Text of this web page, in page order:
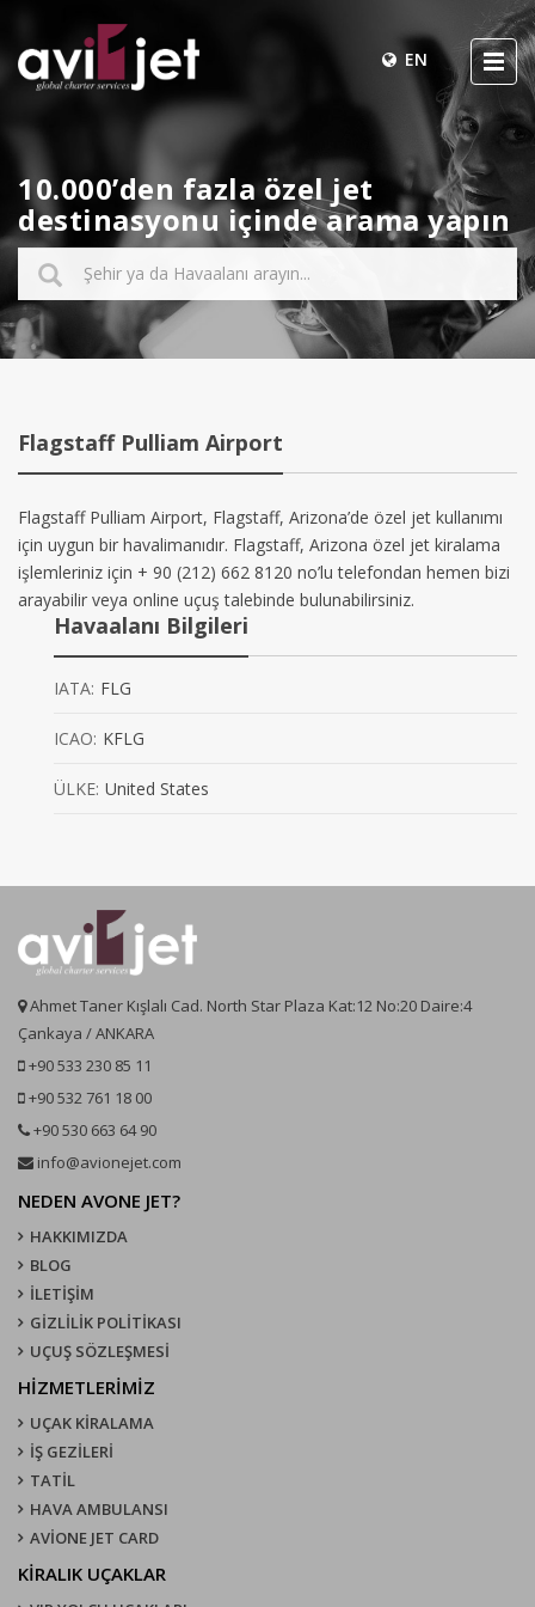
EN
10.000’den fazla özel jet
destinasyonu içinde arama yapın
Flagstaff Pulliam Airport
Flagstaff Pulliam Airport, Flagstaff, Arizona’de özel jet kullanımı
için uygun bir havalimanıdır. Flagstaff, Arizona özel jet kiralama
işlemleriniz için + 90 (212) 662 8120 no’lu telefondan hemen bizi
arayabilir veya online uçuş talebinde bulunabilirsiniz.
Havaalanı Bilgileri
IATA: FLG
ICAO: KFLG
ÜLKE: United States
Ahmet Taner Kışlalı Cad. North Star Plaza Kat:12 No:20 Daire:4
Çankaya / ANKARA
+90 533 230 85 11
+90 532 761 18 00
+90 530 663 64 90
info@avionejet.com
NEDEN AVONE JET?
HAKKIMIZDA
BLOG
İLETİŞİM
GİZLİLİK POLİTİKASI
UÇUŞ SÖZLEŞMESI
HİZMETLERİMİZ
UÇAK KIRALAMA
İŞ GEZİLERİ
TATİL
HAVA AMBULANSI
AVİONE JET CARD
KIRALIK UÇAKLAR